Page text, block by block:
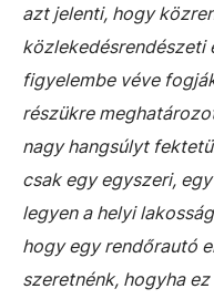
azt jelenti, hogy
közlekedésrendészeti
figyelembe véve
részükre
nagy hangsúlyt
csak egy egyszeri,
legyen a helyi
hogy egy rendőrautó
szeretnénk, hogyha